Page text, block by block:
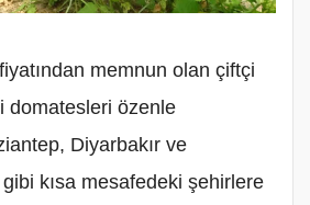
memnun olan çiftçi
domatesleri özenle
Diyarbakır ve
kısa mesafedeki şehirlere